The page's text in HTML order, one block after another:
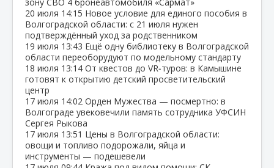
20 июля 14:15 Новое условие для единого пособия в
Волгоградской области: с 21 июля нужен
подтверждённый уход за родственником
19 июля 13:43 Ещё одну библиотеку в Волгоградской
области переоборудуют по модельному стандарту
18 июля 13:14 От квестов до VR‑туров: в Камышине
готовят к открытию детский просветительский
центр
17 июля 14:02 Орден Мужества — посмертно: в
Волгограде увековечили память сотрудника УФСИН
Сергея Рыкова
17 июля 13:51 Цены в Волгоградской области:
овощи и топливо подорожали, яйца и
инструменты — подешевели